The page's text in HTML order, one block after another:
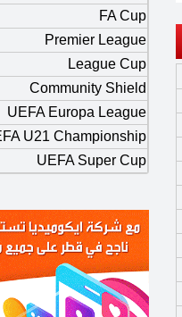
FA Cup
Premier League
League Cup
Community Shield
UEFA Europa League
U21 Championship
UEFA Super Cup